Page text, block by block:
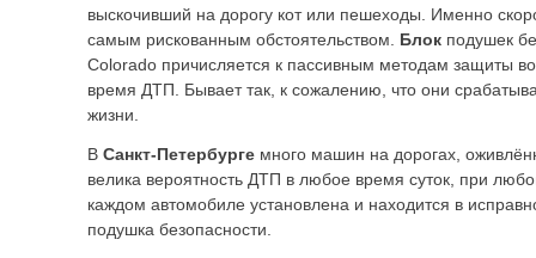
выскочивший на дорогу кот или пешеходы. Именно
самым рискованным обстоятельством. Блок подушек
Colorado причисляется к пассивным методам защиты
время ДТП. Бывает так, к сожалению, что они
жизни.
В Санкт-Петербурге много машин на дорогах,
велика вероятность ДТП в любое время суток, при
каждом автомобиле установлена и находится в
подушка безопасности.